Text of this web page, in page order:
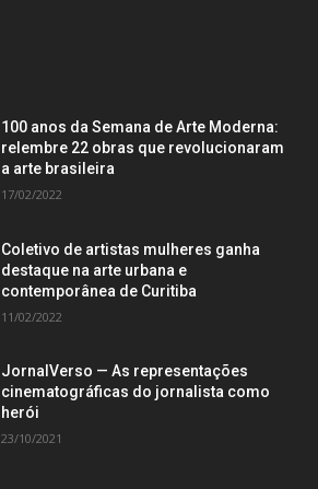
100 anos da Semana de Arte Moderna:
relembre 22 obras que revolucionaram
a arte brasileira
17/02/2022
Coletivo de artistas mulheres ganha
destaque na arte urbana e
contemporânea de Curitiba
11/02/2022
JornalVerso — As representações
cinematográficas do jornalista como
herói
23/10/2021